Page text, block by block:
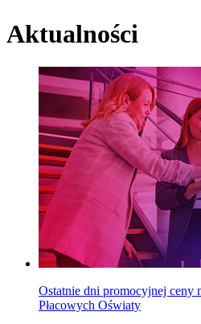
Aktualności
Ostatnie dni promocyjnej
Płacowych Oświaty